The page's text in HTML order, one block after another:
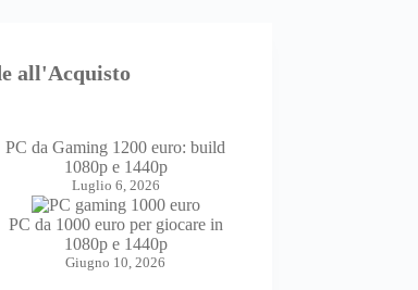
all'Acquisto
PC da Gaming 1200 euro: build
1080p e 1440p
Luglio 6, 2026
PC da 1000 euro per giocare in
1080p e 1440p
Giugno 10, 2026